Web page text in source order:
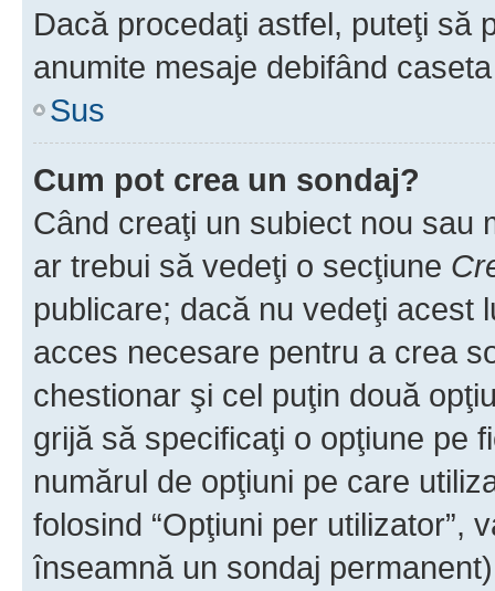
Dacă procedaţi astfel, puteţi să
anumite mesaje debifând
Sus
Cum pot crea un sondaj?
Când creaţi un subiect nou sau
ar trebui să vedeţi o secţiune
publicare; dacă nu vedeţi acest
acces necesare pentru a crea
chestionar şi cel puţin două
grijă să specificaţi o opţiune pe
numărul de opţiuni pe care
folosind “Opţiuni per utilizator”,
înseamnă un sondaj